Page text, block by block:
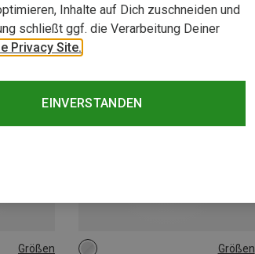
Größen Größen
Inhalte auf Dich zuschneiden und
schließt ggf. die Verarbeitung Deiner
Privacy Site.
EINVERSTANDEN